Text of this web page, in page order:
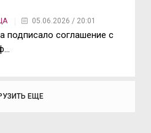
05.06.2026 / 20:01
подписало соглашение с
ЕЩЕ